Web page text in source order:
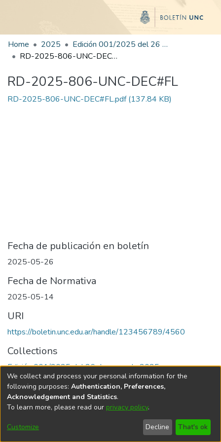
Home 2025
Edición 001/2025 del 26 de mayo de 2025
RD-2025-806-UNC-DEC#FL
RD-2025-806-UNC-DEC#FL
RD-2025-806-UNC-DEC#FL.pdf(137.84 KB)
Fecha de publicación en boletín
2025-05-26
Fecha de Normativa
2025-05-14
URI
https://boletin.unc.edu.ar/handle/123456789/4560
Collections
Edición 001/2025 del 26 de mayo de 2025
Universidad Nacional de Córdoba
We collect and process your personal information for the
following purposes: Authentication, Preferences,
Acknowledgement and Statistics.
To learn more, please read our privacy policy.
Customize Decline That's ok